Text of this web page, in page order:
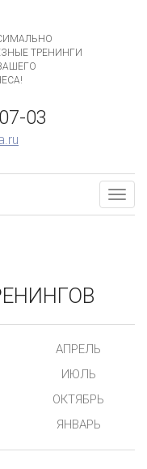
ТРЕНИНГИ
03
АПРЕЛЬ
ИЮЛЬ
ОКТЯБРЬ
ЯНВАРЬ